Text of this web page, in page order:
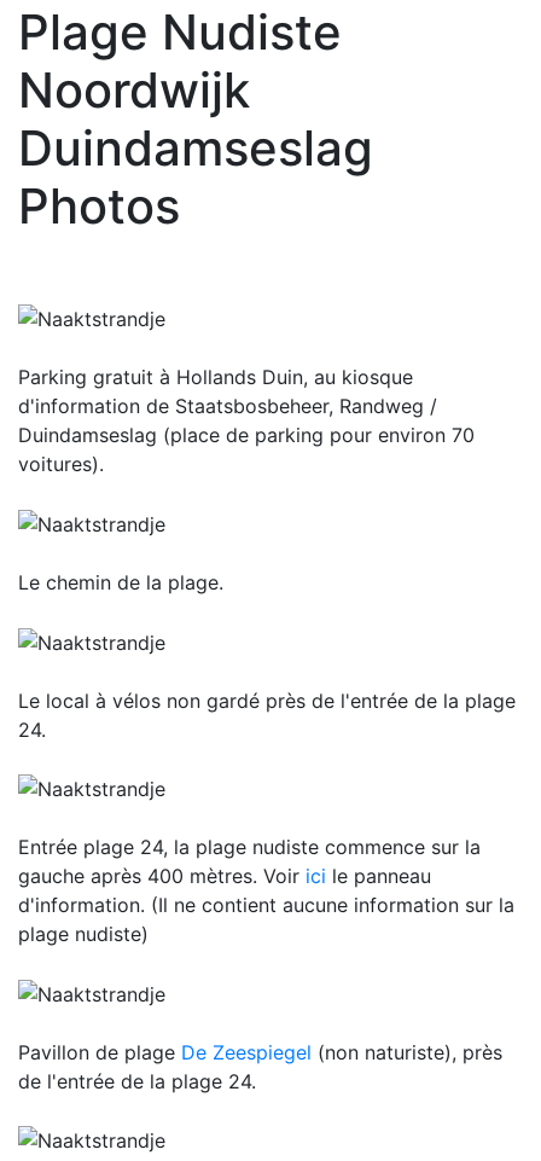
Plage Nudiste
Noordwijk
Duindamseslag
Photos
Parking gratuit à Hollands Duin, au kiosque
d'information de Staatsbosbeheer, Randweg /
Duindamseslag (place de parking pour environ 70
voitures).
Le chemin de la plage.
Le local à vélos non gardé près de l'entrée de la plage
24.
Entrée plage 24, la plage nudiste commence sur la
gauche après 400 mètres. Voir ici le panneau
d'information. (Il ne contient aucune information sur la
plage nudiste)
Pavillon de plage De Zeespiegel (non naturiste), près
de l'entrée de la plage 24.